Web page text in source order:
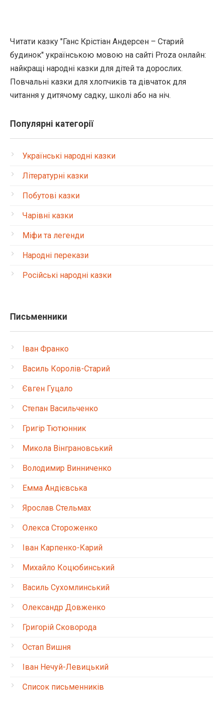
Читати казку "Ганс Крістіан Андерсен – Старий
будинок" українською мовою на сайті Proza онлайн:
найкращі народні казки для дітей та дорослих.
Повчальні казки для хлопчиків та дівчаток для
читання у дитячому садку, школі або на ніч.
Популярні категорії
Українські народні казки
Літературні казки
Побутові казки
Чарівні казки
Міфи та легенди
Народні перекази
Російські народні казки
Письменники
Іван Франко
Василь Королів-Старий
Євген Гуцало
Степан Васильченко
Григір Тютюнник
Микола Вінграновський
Володимир Винниченко
Емма Андієвська
Ярослав Стельмах
Олекса Стороженко
Іван Карпенко-Карий
Михайло Коцюбинський
Василь Сухомлинський
Олександр Довженко
Григорій Сковорода
Остап Вишня
Іван Нечуй-Левицький
Список письменників